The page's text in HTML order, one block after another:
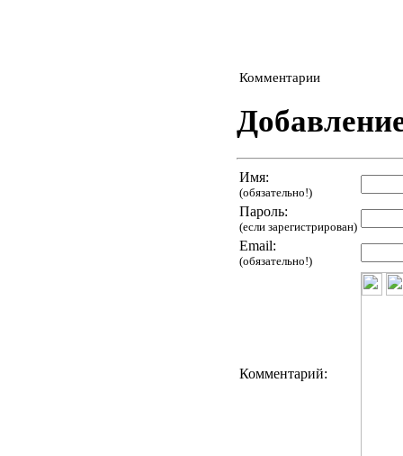
Комментарии
Имя:
(обязательно!)
Пароль:
(если зарегистрирован)
Email:
(обязательно!)
Комментарий: